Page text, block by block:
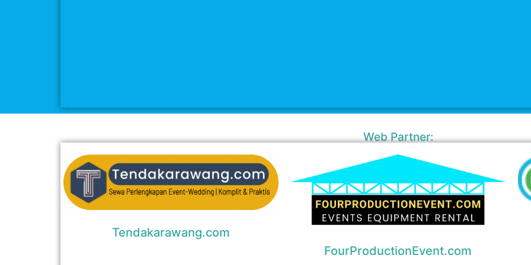
Web Partner:
Tendakarawang.com
FourProductionEvent.com